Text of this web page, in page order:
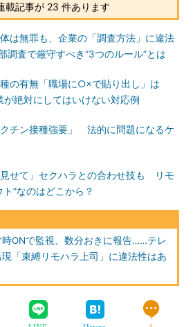
載記事が 23 件あります
は無罪も、企業の「調査方法」に違法
査で厳守すべき“3つのルール”とは
の有無「職場に○×で貼り出し」は
絶対にしてはいけない対応例
チン接種強要」 法的に問題になるケ
見せて」セクハラとの合わせ技も リモ
ト”なのはどこから？
時ONで監視、数分おきに報告……テレ
「束縛リモハラ上司」に違法性はあ